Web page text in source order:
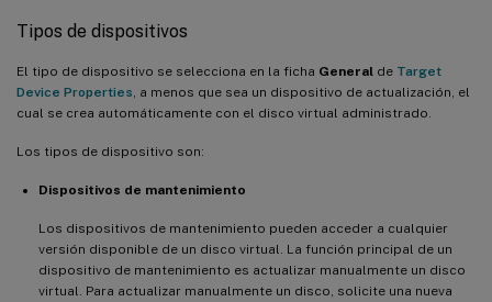
Tipos de dispositivos
El tipo de dispositivo se selecciona en la ficha General de Target
Device Properties , a menos que sea un dispositivo de actualización, el
cual se crea automáticamente con el disco virtual administrado.
Los tipos de dispositivo son:
Dispositivos de mantenimiento
Los dispositivos de mantenimiento pueden acceder a cualquier
versión disponible de un disco virtual. La función principal de un
dispositivo de mantenimiento es actualizar manualmente un disco
virtual. Para actualizar manualmente un disco, solicite una nueva